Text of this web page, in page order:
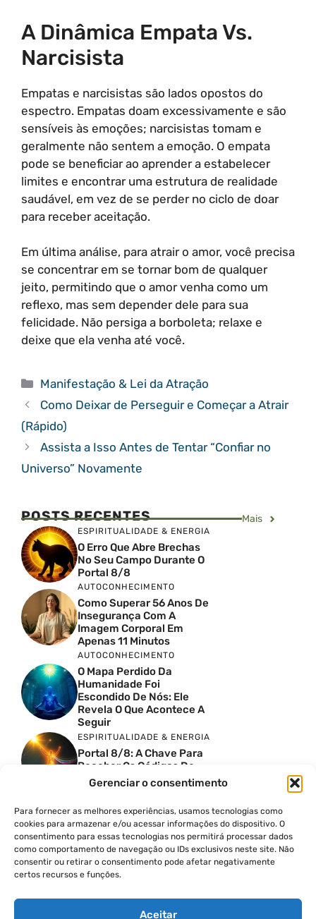
Gerenciar o consentimento
Para fornecer as melhores experiências, usamos tecnologias como
cookies para armazenar e/ou acessar informações do dispositivo. O
consentimento para essas tecnologias nos permitirá processar dados
como comportamento de navegação ou IDs exclusivos neste site. Não
consentir ou retirar o consentimento pode afetar negativamente
certos recursos e funções.
Aceitar
A Dinâmica Empata Vs.
Narcisista
Empatas e narcisistas são lados opostos do
espectro. Empatas doam excessivamente e são
sensíveis às emoções; narcisistas tomam e
geralmente não sentem a emoção. O empata
pode se beneficiar ao aprender a estabelecer
limites e encontrar uma estrutura de realidade
saudável, em vez de se perder no ciclo de doar
para receber aceitação.
Em última análise, para atrair o amor, você precisa
se concentrar em se tornar bom de qualquer
jeito, permitindo que o amor venha como um
reflexo, mas sem depender dele para sua
felicidade. Não persiga a borboleta; relaxe e
deixe que ela venha até você.
Categorias
Manifestação & Lei da Atração
Como Deixar de Perseguir e Começar a Atrair
(Rápido)
Assista a Isso Antes de Tentar “Confiar no
Universo” Novamente
POSTS RECENTES Mais
ESPIRITUALIDADE & ENERGIA
O Erro Que Abre Brechas
No Seu Campo Durante O
Portal 8/8
AUTOCONHECIMENTO
Como Superar 56 Anos De
Insegurança Com A
Imagem Corporal Em
Apenas 11 Minutos
AUTOCONHECIMENTO
O Mapa Perdido Da
Humanidade Foi
Escondido De Nós: Ele
Revela O Que Acontece A
Seguir
ESPIRITUALIDADE & ENERGIA
Portal 8/8: A Chave Para
Receber Os Códigos De
Sírius
Pressione Seu Terceiro
Olho Por 60 Segundos E
Zumbize Este Som Exato
ESPIRITUALIDADE & ENERGIA
Portal 8/8: Os Felinos
Solares Estão